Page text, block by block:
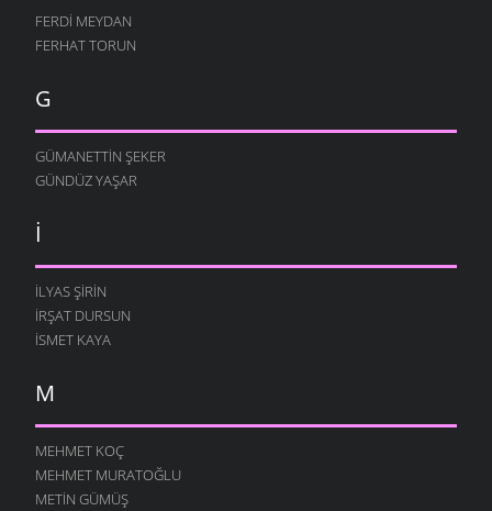
FERDI MEYDAN
FERHAT TORUN
G
GÜMANETTIN ŞEKER
GÜNDÜZ YAŞAR
I
İLYAS ŞIRIN
İRŞAT DURSUN
ISMET KAYA
M
MEHMET KOÇ
MEHMET MURATOĞLU
METIN GÜMÜŞ